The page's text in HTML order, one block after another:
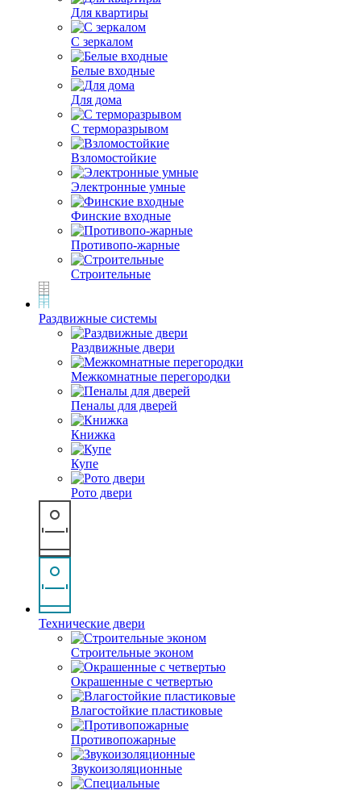
Для квартиры
С зеркалом
Белые входные
Для дома
С терморазрывом
Взломостойкие
Электронные умные
Финские входные
Противопо-жарные
Строительные
Раздвижные системы
Раздвижные двери
Межкомнатные перегородки
Пеналы для дверей
Книжка
Купе
Рото двери
Технические двери
Строительные эконом
Окрашенные с четвертью
Влагостойкие пластиковые
Противопожарные
Звукоизоляционные